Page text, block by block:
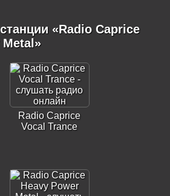
«Radio Caprice
Radio Caprice
Vocal Trance